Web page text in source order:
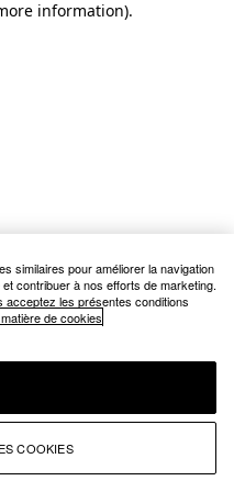
information).
similaires pour améliorer la navigation
contribuer à nos efforts de marketing.
acceptez les présentes conditions
de cookies
COOKIES